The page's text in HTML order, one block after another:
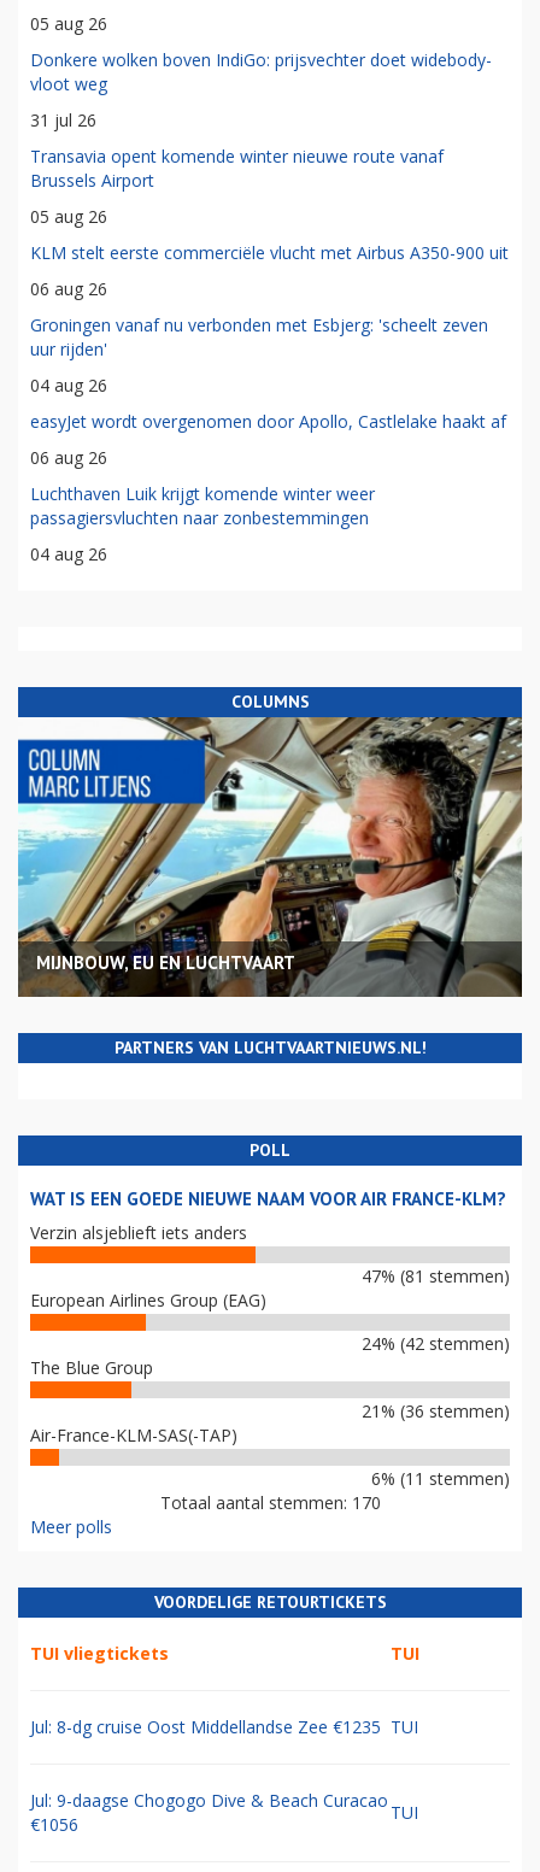
05 aug 26
Donkere wolken boven IndiGo: prijsvechter doet widebody-
vloot weg
31 jul 26
Transavia opent komende winter nieuwe route vanaf
Brussels Airport
05 aug 26
KLM stelt eerste commerciële vlucht met Airbus A350-900 uit
06 aug 26
Groningen vanaf nu verbonden met Esbjerg: 'scheelt zeven
uur rijden'
04 aug 26
easyJet wordt overgenomen door Apollo, Castlelake haakt af
06 aug 26
Luchthaven Luik krijgt komende winter weer
passagiersvluchten naar zonbestemmingen
04 aug 26
COLUMNS
MIJNBOUW, EU EN LUCHTVAART
PARTNERS VAN LUCHTVAARTNIEUWS.NL!
POLL
WAT IS EEN GOEDE NIEUWE NAAM VOOR AIR FRANCE-KLM?
Verzin alsjeblieft iets anders
47% (81 stemmen)
European Airlines Group (EAG)
24% (42 stemmen)
The Blue Group
21% (36 stemmen)
Air-France-KLM-SAS(-TAP)
6% (11 stemmen)
Totaal aantal stemmen: 170
Meer polls
VOORDELIGE RETOURTICKETS
TUI vliegtickets TUI
Jul: 8-dg cruise Oost Middellandse Zee €1235 TUI
Jul: 9-daagse Chogogo Dive & Beach Curacao
€1056
TUI